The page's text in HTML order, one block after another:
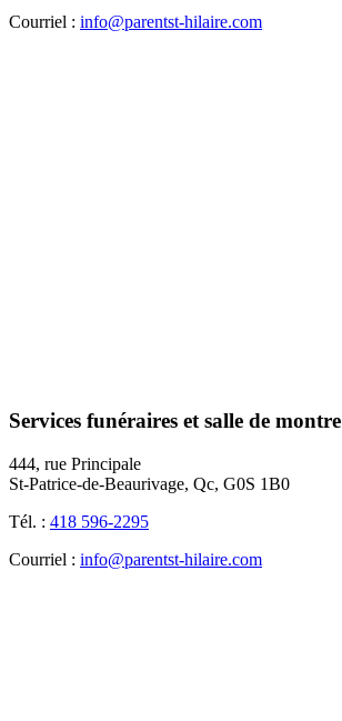
Courriel : info@parentst-hilaire.com
Services funéraires et salle de montre
444, rue Principale
St-Patrice-de-Beaurivage, Qc, G0S 1B0
Tél. : 418 596-2295
Courriel : info@parentst-hilaire.com